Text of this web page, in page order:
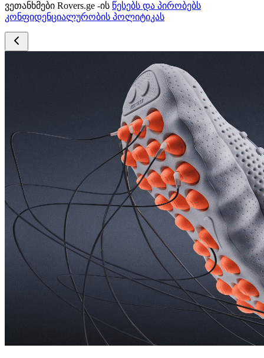
ვეთანხმები Rovers.ge -ის წესებს და პირობებს
კონფიდენციალურობის პოლიტიკას